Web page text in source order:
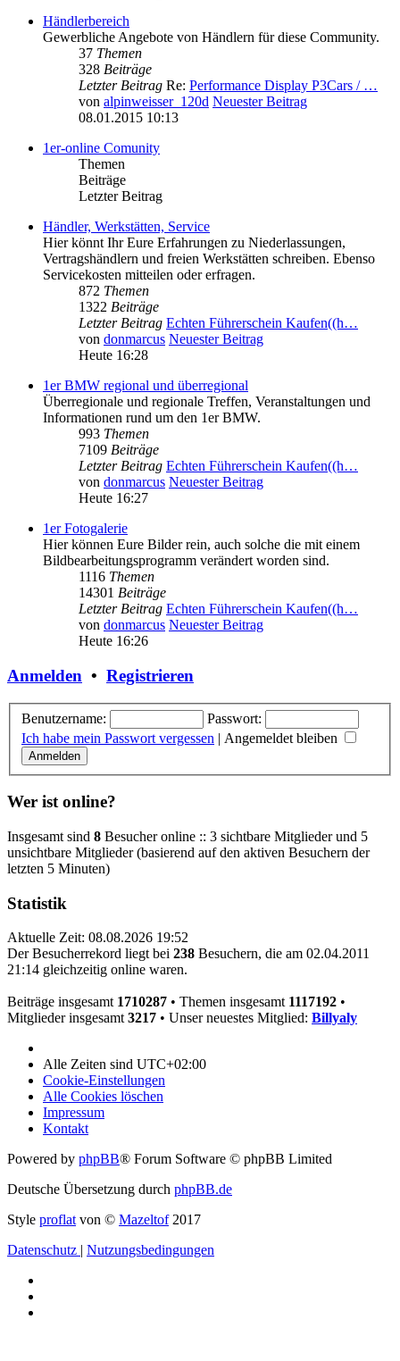
Händlerbereich
Gewerbliche Angebote von Händlern für diese Community.
37 Themen
328 Beiträge
Letzter Beitrag Re: Performance Display P3Cars / …
von alpinweisser_120d Neuester Beitrag
08.01.2015 10:13
1er-online Comunity
Themen
Beiträge
Letzter Beitrag
Händler, Werkstätten, Service
Hier könnt Ihr Eure Erfahrungen zu Niederlassungen,
Vertragshändlern und freien Werkstätten schreiben. Ebenso
Servicekosten mitteilen oder erfragen.
872 Themen
1322 Beiträge
Letzter Beitrag Echten Führerschein Kaufen((h…
von donmarcus Neuester Beitrag
Heute 16:28
1er BMW regional und überregional
Überregionale und regionale Treffen, Veranstaltungen und
Informationen rund um den 1er BMW.
993 Themen
7109 Beiträge
Letzter Beitrag Echten Führerschein Kaufen((h…
von donmarcus Neuester Beitrag
Heute 16:27
1er Fotogalerie
Hier können Eure Bilder rein, auch solche die mit einem
Bildbearbeitungsprogramm verändert worden sind.
1116 Themen
14301 Beiträge
Letzter Beitrag Echten Führerschein Kaufen((h…
von donmarcus Neuester Beitrag
Heute 16:26
Anmelden • Registrieren
Benutzername:
Passwort:
Ich habe mein Passwort vergessen | Angemeldet bleiben
Wer ist online?
Insgesamt sind 8 Besucher online :: 3 sichtbare Mitglieder und 5
unsichtbare Mitglieder (basierend auf den aktiven Besuchern der
letzten 5 Minuten)
Statistik
Aktuelle Zeit: 08.08.2026 19:52
Der Besucherrekord liegt bei 238 Besuchern, die am 02.04.2011
21:14 gleichzeitig online waren.
Beiträge insgesamt 1710287 • Themen insgesamt 1117192 •
Mitglieder insgesamt 3217 • Unser neuestes Mitglied: Billyaly
Alle Zeiten sind UTC+02:00
Cookie-Einstellungen
Alle Cookies löschen
Impressum
Kontakt
Powered by phpBB® Forum Software © phpBB Limited
Deutsche Übersetzung durch phpBB.de
Style proflat von © Mazeltof2017
Datenschutz | Nutzungsbedingungen